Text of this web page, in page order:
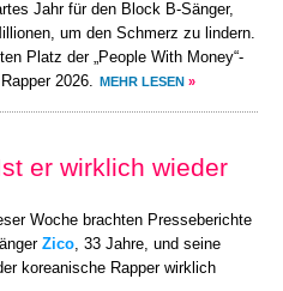
Jahr für den Block B-Sänger,
um den Schmerz zu lindern.
Platz der „People With Money“-
2026. MEHR LESEN »
er wirklich wieder
Woche brachten Presseberichte
Zico, 33 Jahre, und seine
koreanische Rapper wirklich